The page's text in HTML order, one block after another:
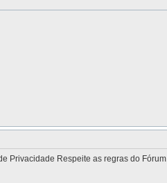
Privacidade Respeite as regras do Fórum.